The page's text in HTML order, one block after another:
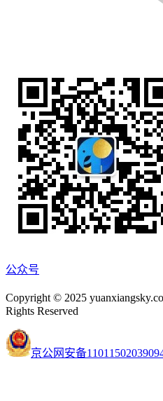
公众号
Copyright © 2025
Rights Reserved
京公网安备